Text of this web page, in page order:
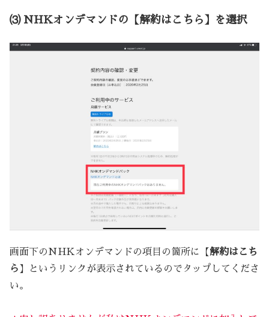
⑶ NHKオンデマンドの【解約はこちら】を選択
画面下のNHKオンデマンドの項目の箇所に【解約はこち
ら 】というリンクが表示されているのでタップしてくださ
い。